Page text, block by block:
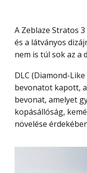
A Zeblaze Stratos 3 Pro jól egyensúlyoz a letisztult
és a látványos
nem is túl sok az a
DLC (Diamond-Like Carbon, vagyis gyémántszerű)
bevonatot kapott,
bevonat, amelyet
kopásállóság,
növelése